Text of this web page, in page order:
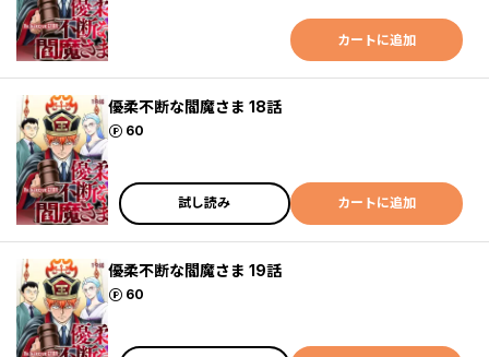
カートに追加
優柔不断な閻魔さま 18話
60
ポイント
試し読み カートに追加
優柔不断な閻魔さま 19話
60
ポイント